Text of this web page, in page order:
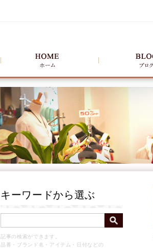
キーワードから選ぶ
記事の検索ができます。
品番・ブランド名・アイテム・日付などの